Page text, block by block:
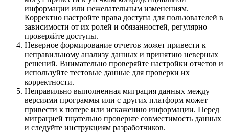
информации или нежелательным изменениям.
Корректно настройте права доступа для пользователей в
зависимости от их ролей и обязанностей, регулярно
проверяйте доступы.
Неверное формирование отчетов может привести к
неправильному анализу данных и принятию неверных
решений. Внимательно проверяйте настройки отчетов и
используйте тестовые данные для проверки их
корректности.
Неправильно выполненная миграция данных между
версиями программы или с других платформ может
привести к потере или искажению информации. Перед
миграцией тщательно проверьте совместимость данных
и следуйте инструкциям разработчиков.